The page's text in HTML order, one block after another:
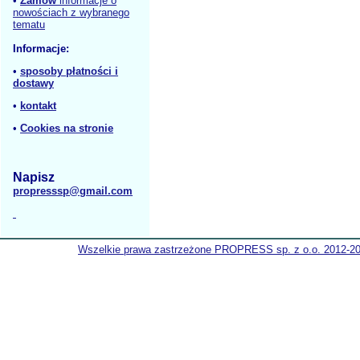
nowościach z wybranego
tematu
Informacje:
• sposoby płatności i
dostawy
• kontakt
• Cookies na stronie
Napisz
propresssp@gmail.com
Wszelkie prawa zastrzeżone PROPRESS sp. z o.o. 2012-